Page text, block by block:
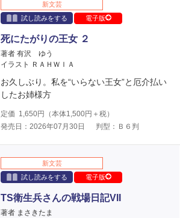
新文芸
試し読みをする
電子版
死にたがりの王女 ２
著者 有沢 ゆう
イラスト ＲＡＨＷＩＡ
お久しぶり。私を“いらない王女”と厄介払い
したお姉様方
定価 1,650円（本体1,500円＋税）
発売日：2026年07月30日
判型：Ｂ６判
新文芸
試し読みをする
電子版
TS衛生兵さんの戦場日記VII
著者 まさきたま